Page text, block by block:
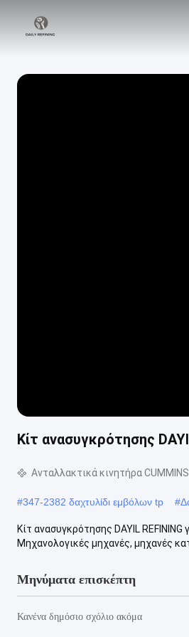
Κίτ ανασυγκρότησης
Ανταλλακτικά κινητήρα CUMMINS
#347-2382 δαχτυλίδι εμβόλων tp #
Κίτ ανασυγκρότησης DAYIL
Μηχανολογικές μηχανές, μηχανές
Μηνύματα επισκέπτη
Κανένα δημόσιο σχόλιο ακόμα